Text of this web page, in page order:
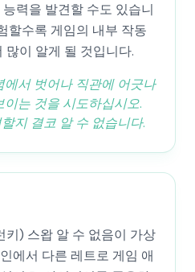
력을 발견할 수도 있습니
할수록 게임의 내부 작동
많이 알게 될 것입니다.
에서 벗어나 직관에 어긋나
이는 것을 시도하십시오.
지 결코 알 수 없습니다.
키) 스왑 알 수 없음이 가상
에서 다른 레트로 게임 애